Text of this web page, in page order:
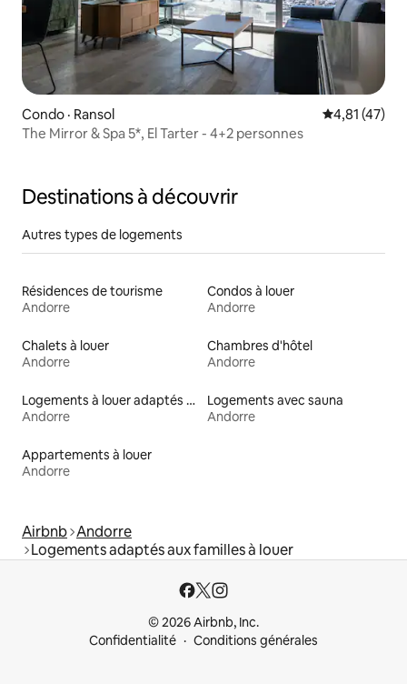
Condo · Ransol Note
4,81 (47)
The Mirror & Spa 5*, El Tarter - 4+2 personnes
Destinations à découvrir
Autres types de logements
Résidences de tourisme
Andorre
Condos à louer
Andorre
Chalets à louer
Andorre
Chambres d'hôtel
Andorre
Logements à louer adaptés aux animaux
Andorre
Logements avec sauna
Andorre
Appartements à louer
Andorre
Airbnb Andorre
Logements adaptés aux familles à louer
© 2026 Airbnb, Inc.
Confidentialité
Conditions générales